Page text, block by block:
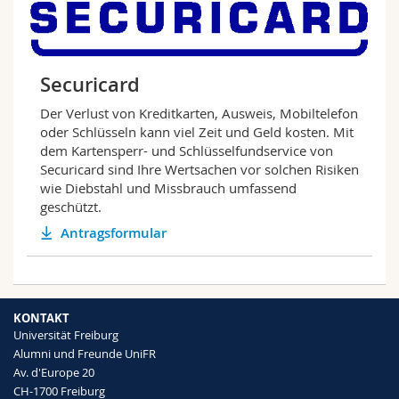
Math.-Nat. und Med. Fak.
Interfakultär
Mitarbeitende
Doktorierende
Webmail
Vorlesungsverzeichnis
MyUnifr
Securicard
Der Verlust von Kreditkarten, Ausweis, Mobiltelefon
oder Schlüsseln kann viel Zeit und Geld kosten. Mit
dem Kartensperr- und Schlüsselfundservice von
Securicard sind Ihre Wertsachen vor solchen Risiken
wie Diebstahl und Missbrauch umfassend
geschützt.
Antragsformular
KONTAKT
Universität Freiburg
Alumni und Freunde UniFR
Av. d'Europe 20
CH-1700 Freiburg